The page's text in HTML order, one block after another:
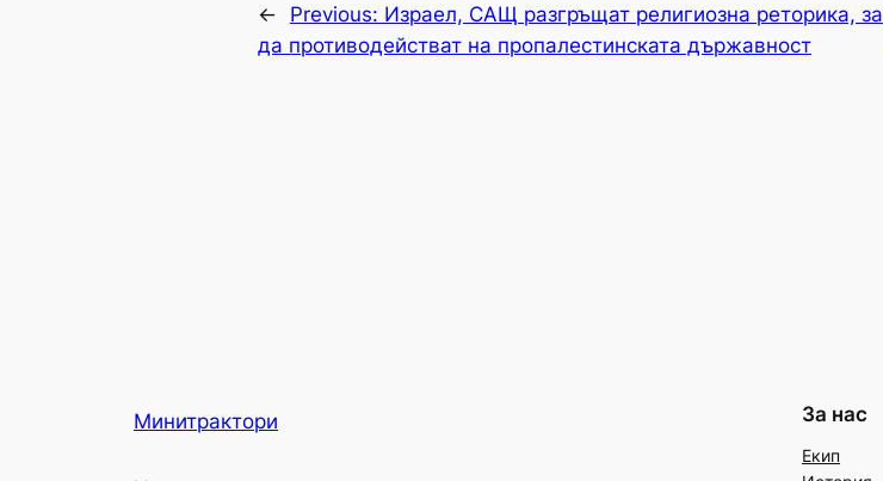
← Previous: Израел, САЩ разгръщат религиозна реторика, за
да противодействат на пропалестинската държавност
Минитрактори За нас
Екип